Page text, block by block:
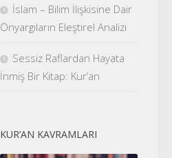
İslam – Bilim İlişkisine Dair
Önyargıların Eleştirel Analizi
Sessiz Raflardan Hayata
İnmiş Bir Kitap: Kur’an
KUR’AN KAVRAMLARI